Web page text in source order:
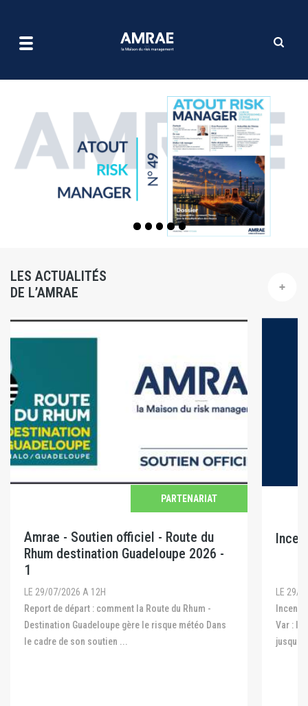
contenu
LES ACTUALITÉS
DE L’AMRAE
PARTENARIAT
Amrae - Soutien officiel - Route du
Rhum destination Guadeloupe 2026 -
1
LE 29/07/2026 A 12H
Report de départ : comment la Route du Rhum -
Destination Guadeloupe gère le risque météo Dans
le cadre de son soutien ...
LE 29/
Var : le